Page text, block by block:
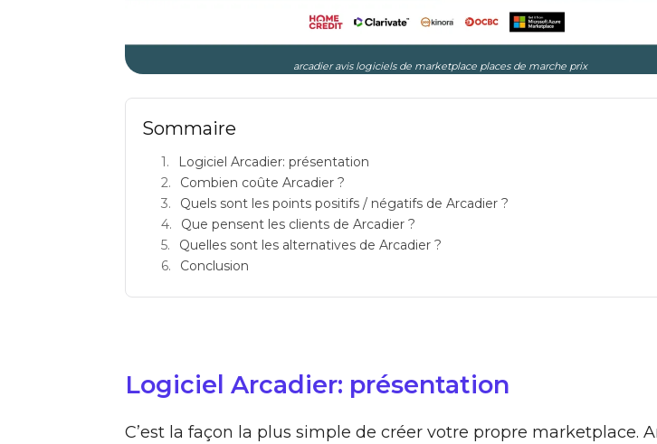
arcadier avis logiciels de marketplace places de marche prix
Sommaire
Logiciel Arcadier: présentation
Combien coûte Arcadier ?
Quels sont les points positifs / négatifs de Arcadier ?
Que pensent les clients de Arcadier ?
Quelles sont les alternatives de Arcadier ?
Conclusion
Logiciel Arcadier: présentation
C’est la façon la plus simple de créer votre propre marketplace.